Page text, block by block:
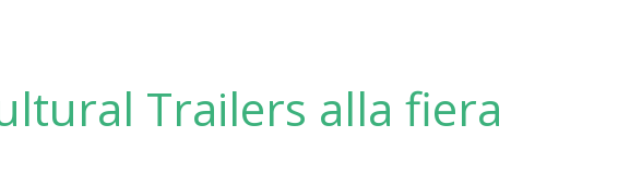
Trailers alla fiera